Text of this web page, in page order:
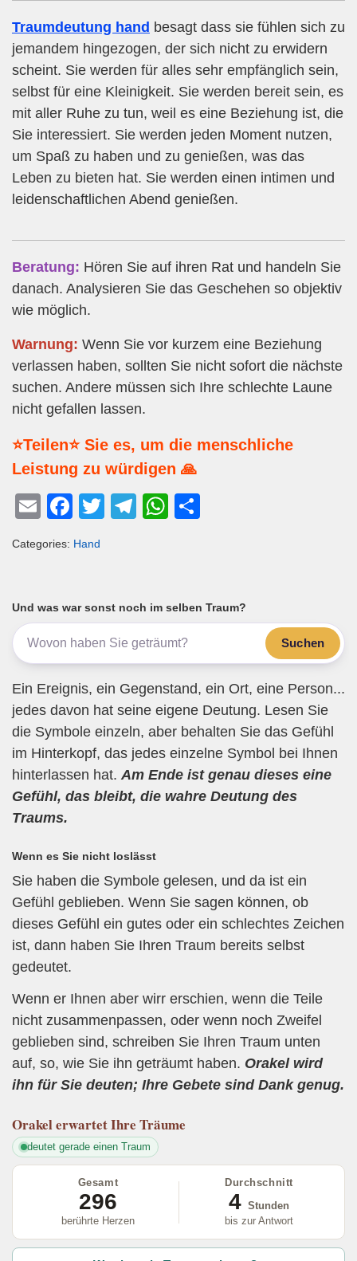
Traumdeutung hand besagt dass sie fühlen sich zu
jemandem hingezogen, der sich nicht zu erwidern
scheint. Sie werden für alles sehr empfänglich sein,
selbst für eine Kleinigkeit. Sie werden bereit sein, es
mit aller Ruhe zu tun, weil es eine Beziehung ist, die
Sie interessiert. Sie werden jeden Moment nutzen,
um Spaß zu haben und zu genießen, was das
Leben zu bieten hat. Sie werden einen intimen und
leidenschaftlichen Abend genießen.
Beratung: Hören Sie auf ihren Rat und handeln Sie
danach. Analysieren Sie das Geschehen so objektiv
wie möglich.
Warnung: Wenn Sie vor kurzem eine Beziehung
verlassen haben, sollten Sie nicht sofort die nächste
suchen. Andere müssen sich Ihre schlechte Laune
nicht gefallen lassen.
⭐Teilen⭐ Sie es, um die menschliche
Leistung zu würdigen 🙏
E
ail
F
c
b
o
o
k
T
T
a
m
W
A
p
p
Categories: Hand
Und was war sonst noch im selben Traum?
Suchen
Ein Ereignis, ein Gegenstand, ein Ort, eine Person...
jedes davon hat seine eigene Deutung. Lesen Sie
die Symbole einzeln, aber behalten Sie das Gefühl
im Hinterkopf, das jedes einzelne Symbol bei Ihnen
hinterlassen hat. Am Ende ist genau dieses eine
Gefühl, das bleibt, die wahre Deutung des
Traums.
Wenn es Sie nicht loslässt
Sie haben die Symbole gelesen, und da ist ein
Gefühl geblieben. Wenn Sie sagen können, ob
dieses Gefühl ein gutes oder ein schlechtes Zeichen
ist, dann haben Sie Ihren Traum bereits selbst
gedeutet.
Wenn er Ihnen aber wirr erschien, wenn die Teile
nicht zusammenpassen, oder wenn noch Zweifel
geblieben sind, schreiben Sie Ihren Traum unten
auf, so, wie Sie ihn geträumt haben. Orakel wird
ihn für Sie deuten; Ihre Gebete sind Dank genug.
Orakelerwartet Ihre Träume
deutet gerade einen Traum
Gesamt
296
berührte Herzen
Durchschnitt
4 Stunden
bis zur Antwort